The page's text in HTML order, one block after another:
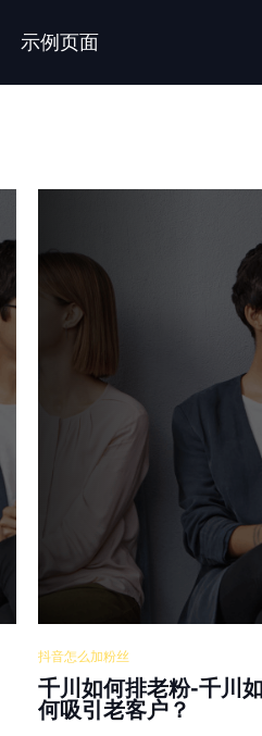
示例页面
抖音怎么加粉丝
千川如何排老粉-千川如
何吸引老客户？